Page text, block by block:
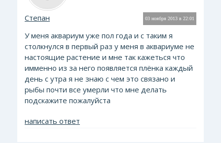
03 ноября 2013 в 22:01
Степан
У меня аквариум уже пол года и с таким я
столкнулся в первый раз у меня в аквариуме не
настоящие растение и мне так кажеться что
имменно из за него появляется плёнка каждый
день с утра я не знаю с чем это связано и
рыбы почти все умерли что мне делать
подскажите пожалуйста
написать ответ